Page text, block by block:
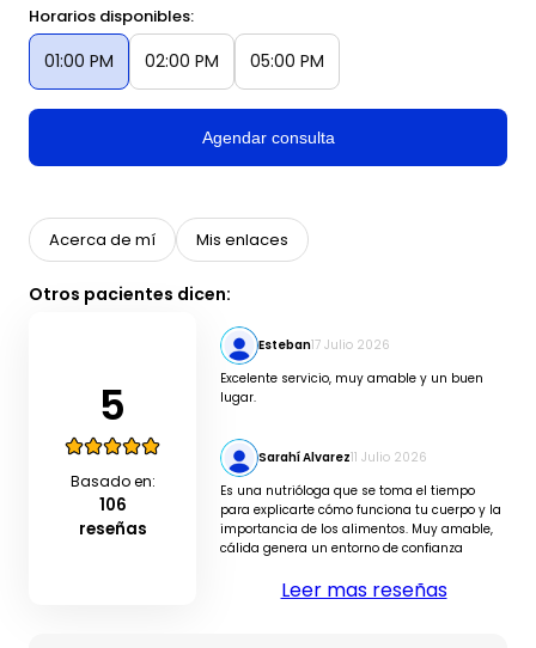
Horarios disponibles:
01:00 PM 02:00 PM 05:00 PM
Agendar consulta
Acerca de mí Mis enlaces
Otros pacientes dicen:
5
Basado en:
106
reseñas
Esteban17 Julio 2026
Excelente servicio, muy amable y un buen
lugar.
Sarahí Alvarez11 Julio 2026
Es una nutrióloga que se toma el tiempo
para explicarte cómo funciona tu cuerpo y la
importancia de los alimentos. Muy amable,
cálida genera un entorno de confianza
Leer mas reseñas